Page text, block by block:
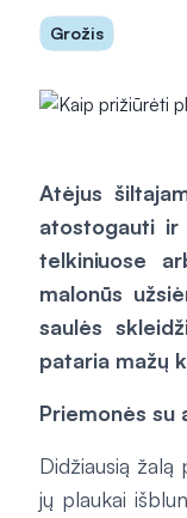
Grožis
Atėjus
atostogauti ir
telkiniuose
malonūs
saulės
pataria mažų
Priemonės su
Didžiausią
jų plaukai